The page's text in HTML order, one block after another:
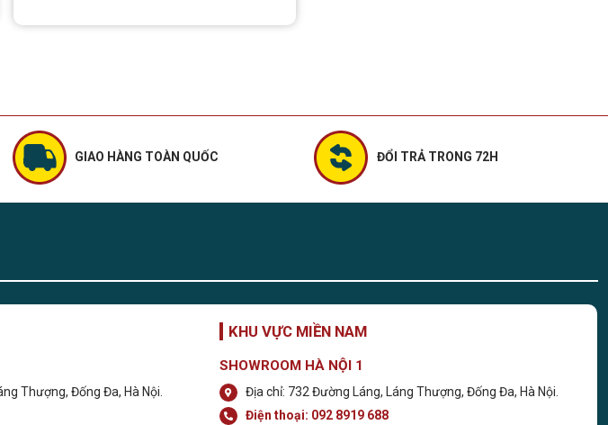
GIAO HÀNG TOÀN QUỐC ĐỔI TRẢ TRONG 72H
Thượng, Đống Đa, Hà Nội.
KHU VỰC MIỀN NAM
SHOWROOM HÀ NỘI 1
Địa chỉ: 732 Đường Láng, Láng Thượng, Đống Đa, Hà Nội.
Điện thoại: 092 8919 688